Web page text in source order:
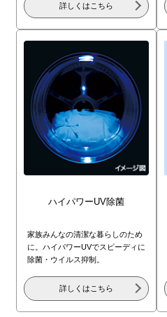
詳しくはこちら
ハイパワーUV除菌
家族みんなの清潔な暮らしのため
に。ハイパワーUVでスピーディに
除菌・ウイルス抑制。
詳しくはこちら